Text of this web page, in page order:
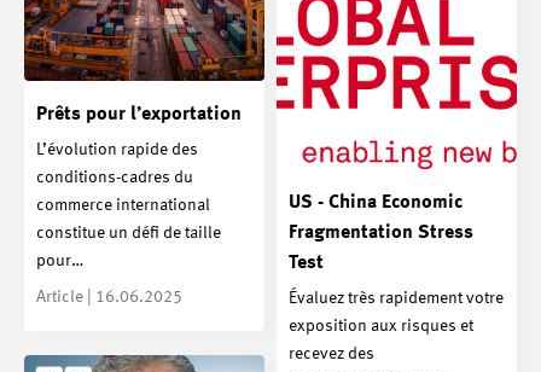
Prêts pour l’exportation
L’évolution rapide des
conditions-cadres du
commerce international
constitue un défi de taille
pour…
Article | 16.06.2025
US - China Economic
Fragmentation Stress
Test
Évaluez très rapidement votre
exposition aux risques et
recevez des